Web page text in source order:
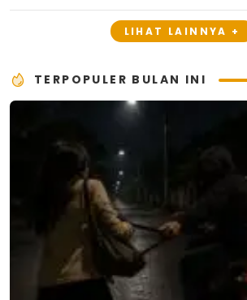
LIHAT LAINNYA +
TERPOPULER BULAN INI